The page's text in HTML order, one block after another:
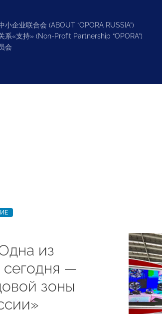
小企业联合会 (ABOUT “OPORA RUSSIA”)
系«支持» (Non-Profit Partnership “OPORA”)
会
из
—
зоны